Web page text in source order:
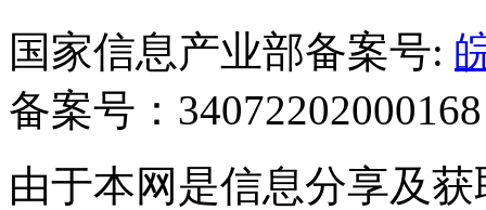
国家信息产业部备案号:
备案号：34072202000168
由于本网是信息分享及